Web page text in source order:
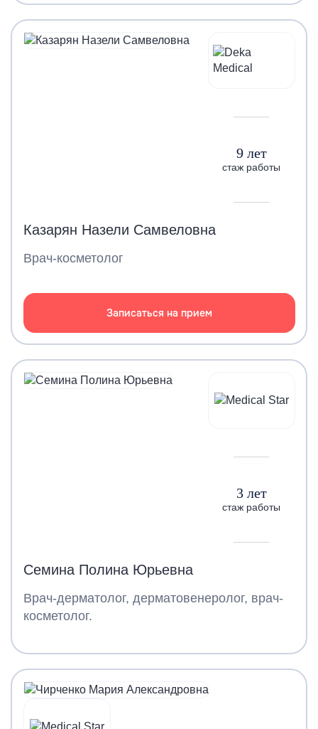
9 лет
стаж работы
Казарян Назели Самвеловна
Врач-косметолог
Записаться на прием
3 лет
стаж работы
Семина Полина Юрьевна
Врач-дерматолог, дерматовенеролог, врач-
косметолог.